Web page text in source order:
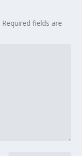
Required fields are